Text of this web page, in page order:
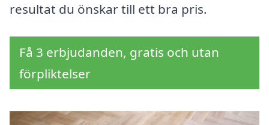
resultat du önskar till ett bra pris.
Få 3 erbjudanden, gratis och utan
förpliktelser